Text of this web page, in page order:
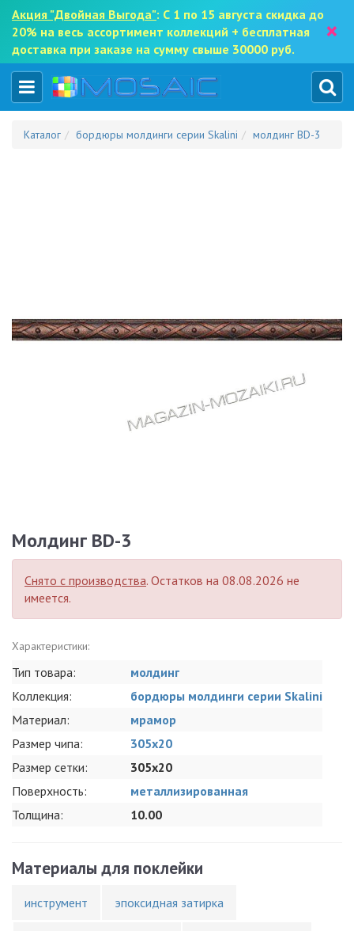
Акция "Двойная Выгода": С 1 по 15 августа скидка до
20% на весь ассортимент коллекций + бесплатная
доставка при заказе на сумму свыше 30000 руб.
×
Каталог бордюры молдинги серии Skalini молдинг BD-3
Молдинг BD-3
Снято с производства. Остатков на 08.08.2026 не
имеется.
Характеристики:
Тип товара:
молдинг
Коллекция:
бордюры молдинги серии Skalini
Материал:
мрамор
Размер чипа:
305x20
Размер сетки:
305x20
Поверхность:
металлизированная
Толщина:
10.00
Материалы для поклейки
инструмент эпоксидная затирка